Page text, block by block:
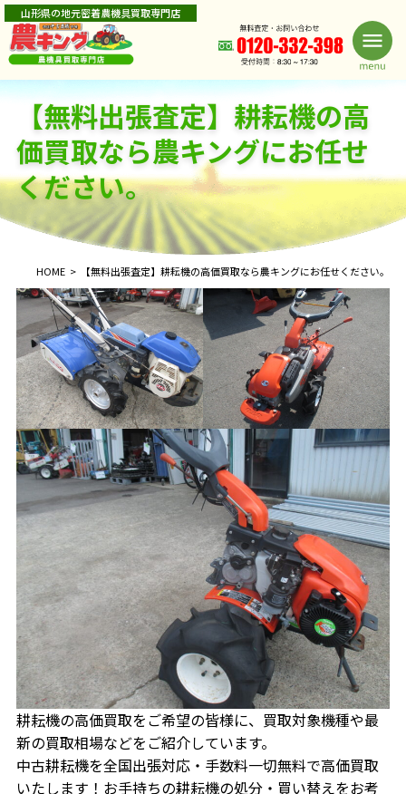
山形県の地元密着農機具買取専門店
【無料出張査定】耕耘機の高
価買取なら農キングにお任せ
ください。
HOME 【無料出張査定】耕耘機の高価買取なら農キングにお任せください。
耕耘機の高価買取をご希望の皆様に、買取対象機種や最
新の買取相場などをご紹介しています。
中古耕耘機を全国出張対応・手数料一切無料で高価買取
いたします！お手持ちの耕耘機の処分・買い替えをお考